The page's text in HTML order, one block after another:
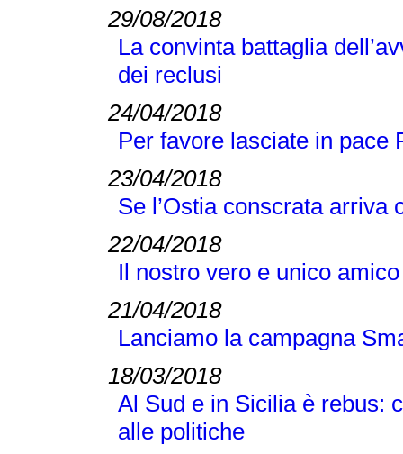
29/08/2018
La convinta battaglia
dei reclusi
24/04/2018
Per favore lasciate in pace
23/04/2018
Se l’Ostia conscrata arriva
22/04/2018
Il nostro vero e unico
21/04/2018
Lanciamo la campagna
18/03/2018
Al Sud e in Sicilia è rebus:
alle politiche